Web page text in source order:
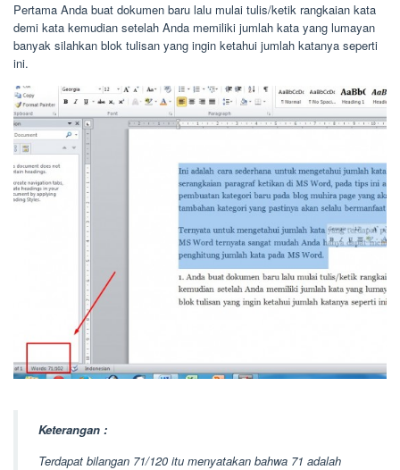
Pertama Anda buat dokumen baru lalu mulai tulis/ketik rangkaian kata
demi kata kemudian setelah Anda memiliki jumlah kata yang lumayan
banyak silahkan blok tulisan yang ingin ketahui jumlah katanya seperti
ini.
Keterangan :
Terdapat bilangan 71/120 itu menyatakan bahwa 71 adalah